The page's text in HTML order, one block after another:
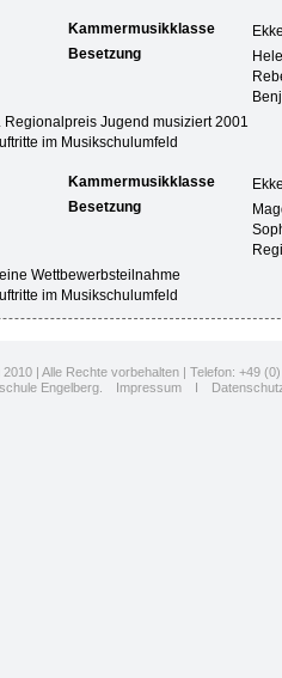
Kammermusikklasse
Besetzung
Regionalpreis Jugend musiziert 2001
im Musikschulumfeld
Kammermusikklasse
Besetzung
Wettbewerbsteilnahme
im Musikschulumfeld
| Alle Rechte vorbehalten | Telefon: +49
Engelberg.
Impressum